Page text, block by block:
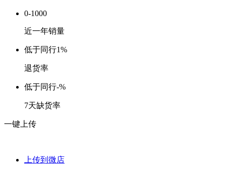
0-1000
近一年销量
低于同行1%
退货率
低于同行-%
7天缺货率
一键上传
上传到微店